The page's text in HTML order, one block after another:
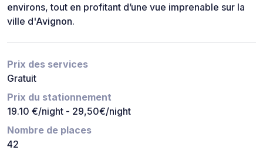
environs, tout en profitant d’une vue imprenable sur la
ville d'Avignon.
Prix des services
Gratuit
Prix du stationnement
19.10 €/night - 29,50€/night
Nombre de places
42